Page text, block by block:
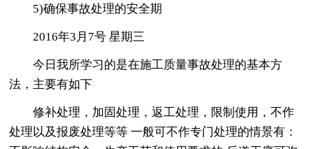
5)确保事故处理的安全期
2016年3月7号 星期三
今日我所学习的是在施工质量事故处理的基本方
法，主要有如下
修补处理，加固处理，返工处理，限制使用，不作
处理以及报废处理等等 一般可不作专门处理的情景有：